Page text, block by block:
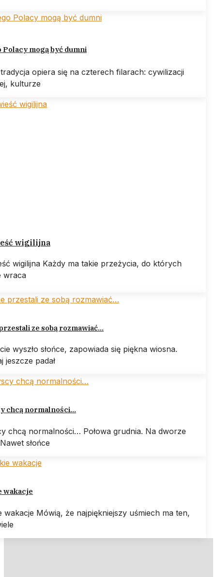
Polacy mogą być dumni
opiera się na czterech filarach: cywilizacji
kulturze
wigilijna
wigilijna Każdy ma takie przeżycia, do których
wraca
ze sobą rozmawiać…
wyszło słońce, zapowiada się piękna wiosna.
jeszcze padał
chcą normalności…
chcą normalności… Połowa grudnia. Na dworze
słońce
wakacje
wakacje Mówią, że najpiękniejszy uśmiech ma ten,